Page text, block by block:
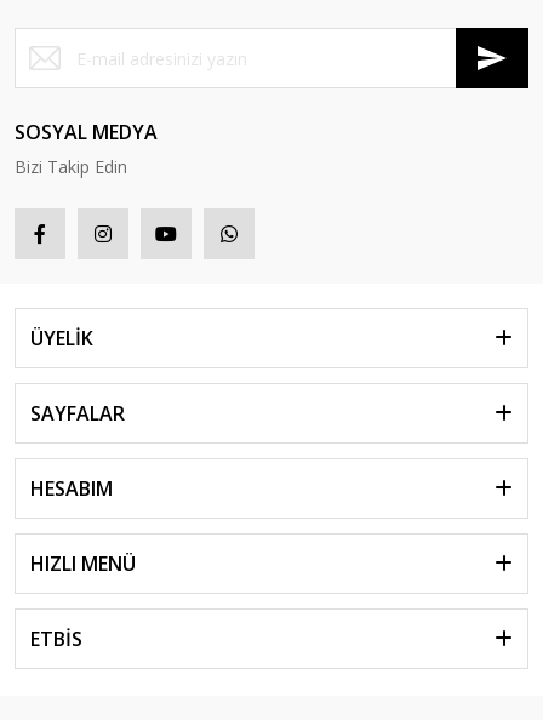
SOSYAL MEDYA
Bizi Takip Edin
ÜYELİK
SAYFALAR
HESABIM
HIZLI MENÜ
ETBİS